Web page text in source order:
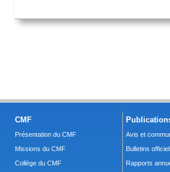
CMF
Présentation du CMF
Missions du CMF
Collège du CMF
Avis et
Bulletins
Rapports